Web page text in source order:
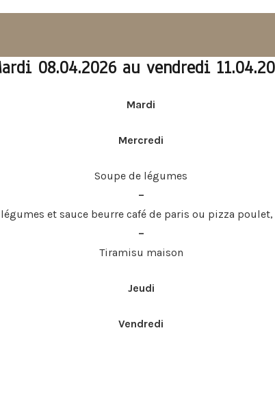
08.04.2026 au vendredi
Mardi
Mercredi
Soupe de légumes
–
et sauce beurre café de paris ou pizza
–
Tiramisu maison
Jeudi
Vendredi